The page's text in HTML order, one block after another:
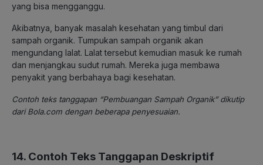
yang bisa mengganggu.
Akibatnya, banyak masalah kesehatan yang timbul dari
sampah organik. Tumpukan sampah organik akan
mengundang lalat. Lalat tersebut kemudian masuk ke rumah
dan menjangkau sudut rumah. Mereka juga membawa
penyakit yang berbahaya bagi kesehatan.
Contoh teks tanggapan “Pembuangan Sampah Organik” dikutip
dari Bola.com dengan beberapa penyesuaian.
14. Contoh Teks Tanggapan Deskriptif